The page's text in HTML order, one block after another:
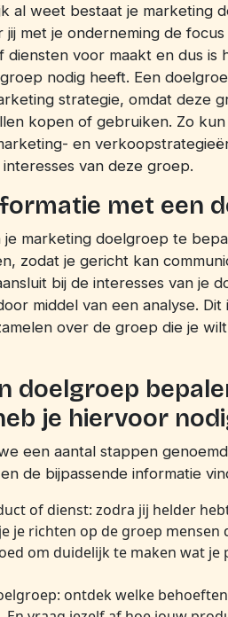
al weet bestaat je marketing
jij met je onderneming de
diensten voor maakt en dus is
nodig heeft. Een
strategie, omdat deze
kopen of gebruiken. Zo
en
van deze groep.
met een
je marketing doelgroep te
zodat je gericht kan
bij de interesses van je
middel van een analyse.
over de groep die je
doelgroep
je hiervoor
een aantal stappen
de bijpassende informatie
of dienst: zodra jij helder
je richten op de groep
om duidelijk te maken wat
ontdek welke